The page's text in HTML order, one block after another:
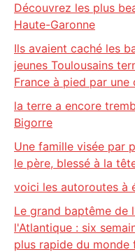
Découvrez les plus
Haute-Garonne
Ils avaient caché les
jeunes Toulousains
France à pied par une
la terre a encore
Bigorre
Une famille visée par
le père, blessé à la
voici les autoroutes à
Le grand baptême de
l'Atlantique : six
plus rapide du monde